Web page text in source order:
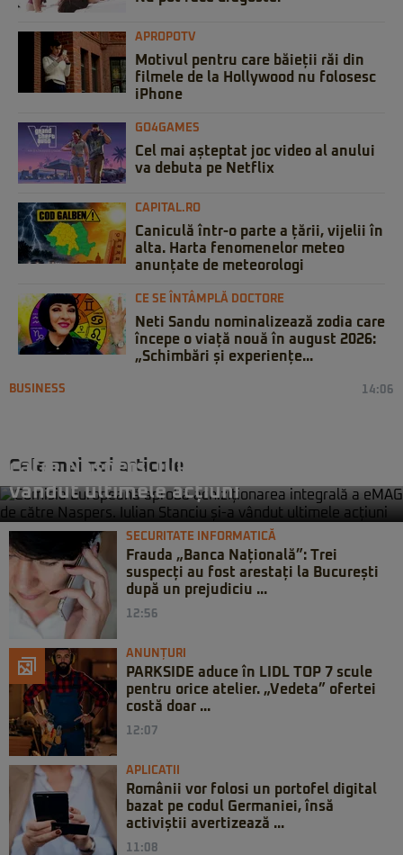
APROPOTV
Motivul pentru care băieții răi din
filmele de la Hollywood nu folosesc
iPhone
GO4GAMES
Cel mai așteptat joc video al anului
va debuta pe Netflix
CAPITAL.RO
Caniculă într-o parte a țării, vijelii în
alta. Harta fenomenelor meteo
anunțate de meteorologi
CE SE ÎNTÂMPLĂ DOCTORE
Neti Sandu nominalizează zodia care
începe o viață nouă în august 2026:
„Schimbări și experiențe...
Cele mai noi articole
BUSINESS 14:06
către Naspers. Iulian Stanciu și-a
vândut ultimele acțiuni
SECURITATE INFORMATICĂ
Frauda „Banca Națională”: Trei
suspecți au fost arestați la București
după un prejudiciu ...
12:56
ANUNȚURI
PARKSIDE aduce în LIDL TOP 7 scule
pentru orice atelier. „Vedeta” ofertei
costă doar ...
12:07
APLICATII
Românii vor folosi un portofel digital
bazat pe codul Germaniei, însă
activiștii avertizează ...
11:08